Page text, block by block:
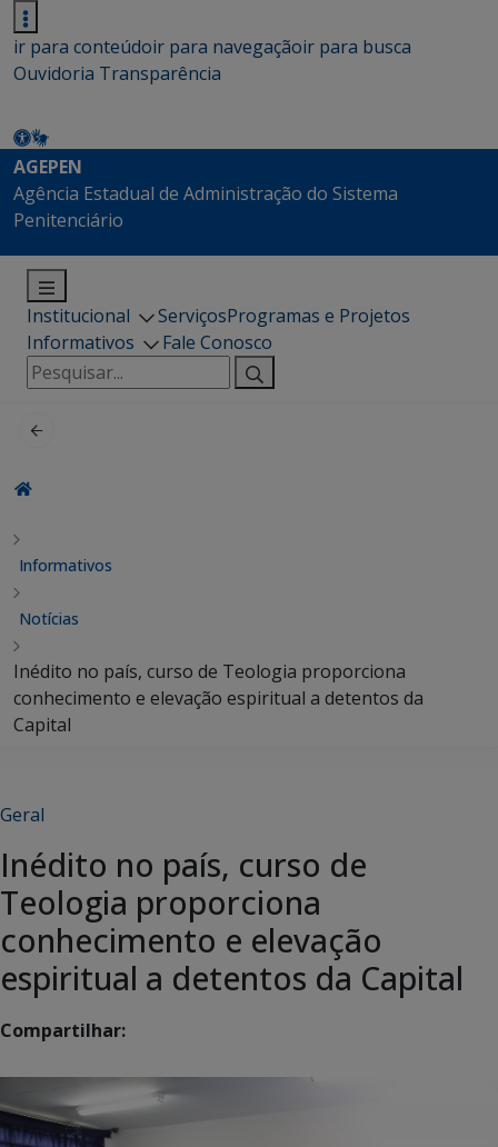
ir para conteúdoir para navegaçãoir para busca
Ouvidoria Transparência
AGEPEN
Agência Estadual de Administração do Sistema
Penitenciário
Institucional ServiçosProgramas e Projetos
Informativos
Fale Conosco
Pesquisar
por:
Informativos
Notícias
Inédito no país, curso de Teologia proporciona
conhecimento e elevação espiritual a detentos da
Capital
Geral
Inédito no país, curso de
Teologia proporciona
conhecimento e elevação
espiritual a detentos da Capital
Compartilhar: